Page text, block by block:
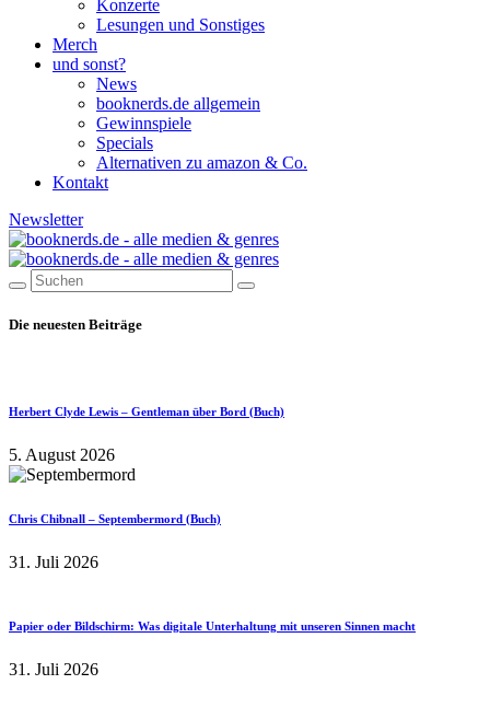
Konzerte
Lesungen und Sonstiges
Merch
und sonst?
News
booknerds.de allgemein
Gewinnspiele
Specials
Alternativen zu amazon & Co.
Kontakt
Newsletter
Die neuesten Beiträge
Herbert Clyde Lewis – Gentleman über Bord (Buch)
5. August 2026
Chris Chibnall – Septembermord (Buch)
31. Juli 2026
Papier oder Bildschirm: Was digitale Unterhaltung mit unseren Sinnen macht
31. Juli 2026